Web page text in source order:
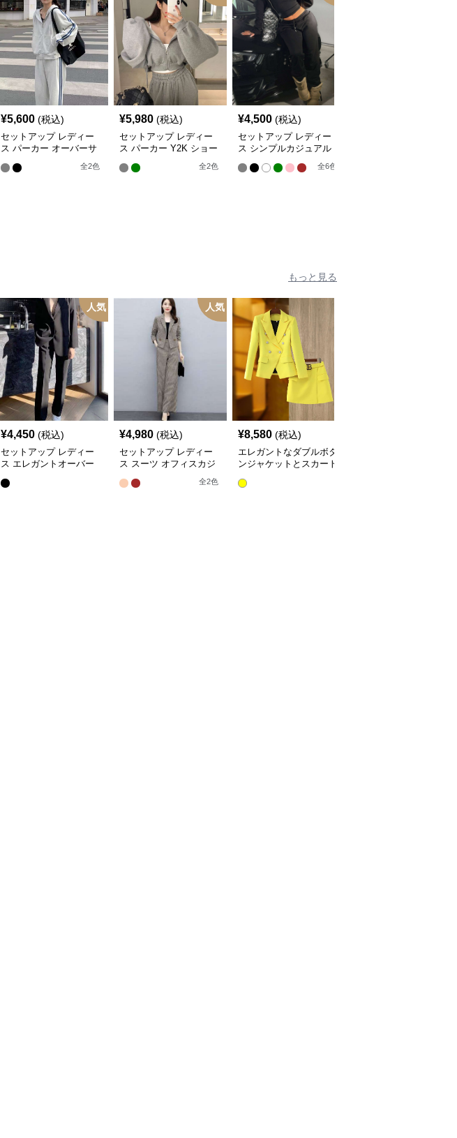
¥5,600 (税込)
セットアップ レディー
ス パーカー オーバーサ
イズジップパーカー&リ
ラックストラックパンツ
全2色
¥5,980 (税込)
セットアップ レディー
ス パーカー Y2K ショー
トジップアップパーカー
＆ワイドパンツ
全2色
¥4,500 (税込)
セットアップ レディー
ス シンプルカジュアル
全6色
もっと見る
人気
¥4,450 (税込)
セットアップ レディー
ス エレガントオーバー
人気
¥4,980 (税込)
セットアップ レディー
ス スーツ オフィスカジ
ュアルチェック柄ジャケ
ット&ワイドパンツ
全2色
¥8,580 (税込)
エレガントなダブルボタ
ンジャケットとスカート